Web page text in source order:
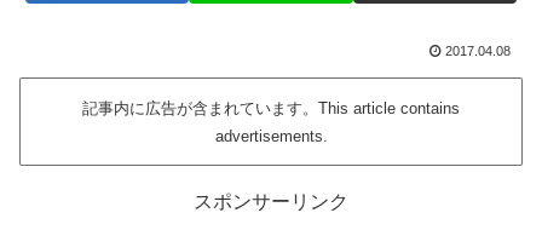
2017.04.08
記事内に広告が含まれています。This article contains
advertisements.
スポンサーリンク